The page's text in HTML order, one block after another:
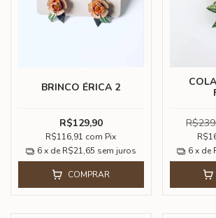
BRINCO ÉRICA 2
R$129,90
R$116,91 com Pix
6 x de R$21,65 sem juros
COMPRAR
6 x de